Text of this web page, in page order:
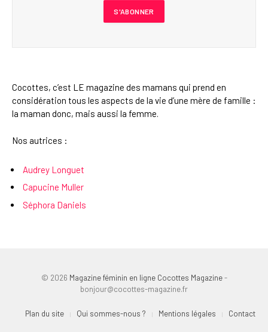
Cocottes, c’est LE magazine des mamans qui prend en
considération tous les aspects de la vie d’une mère de famille :
la maman donc, mais aussi la femme.
Nos autrices :
Audrey Longuet
Capucine Muller
Séphora Daniels
© 2026 Magazine féminin en ligne Cocottes Magazine-
bonjour@cocottes-magazine.fr
Plan du site Qui sommes-nous ? Mentions légales Contact